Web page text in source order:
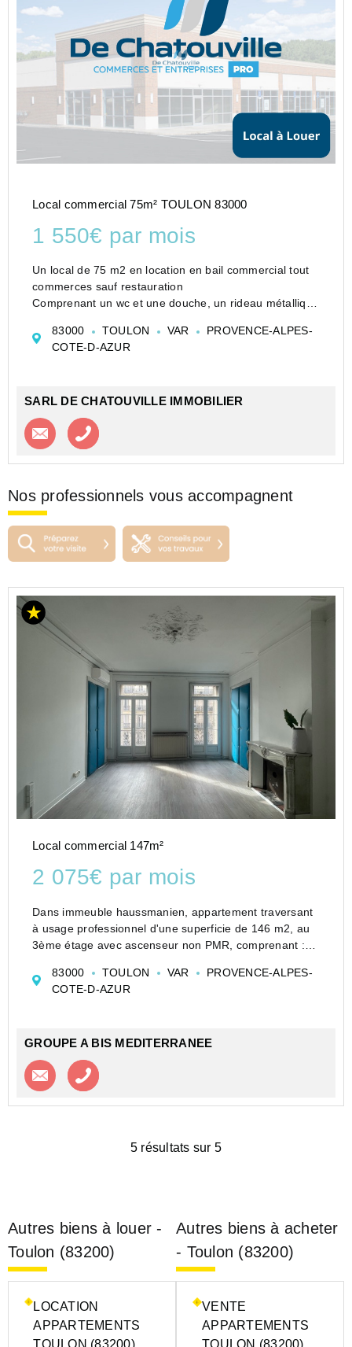
Local commercial 75m² TOULON 83000
1 550€ par mois
Un local de 75 m2 en location en bail commercial tout
commerces sauf restauration
Comprenant un wc et une douche, un rideau métallique
Une belle vitrine de 4 m sur une grande façade de 7m.
Situé sur un lie...
83000 TOULON VAR
PROVENCE-ALPES-
COTE-D-AZUR
SARL DE CHATOUVILLE IMMOBILIER
Contacter l'agence
Nos professionnels vous accompagnent
Local commercial 147m²
2 075€ par mois
Dans immeuble haussmanien, appartement traversant
à usage professionnel d'une superficie de 146 m2, au
3ème étage avec ascenseur non PMR, comprenant :
cuisine/tisanière, salle d'eau, archives...
83000 TOULON VAR
PROVENCE-ALPES-
COTE-D-AZUR
GROUPE A BIS MEDITERRANEE
Contacter l'agence
5 résultats sur 5
Autres biens à louer -
Toulon (83200)
LOCATION
APPARTEMENTS
TOULON (83200)
Autres biens à acheter
- Toulon (83200)
VENTE
APPARTEMENTS
TOULON (83200)